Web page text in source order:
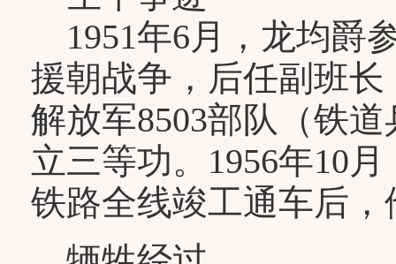
1951年6月，龙均爵
援朝战争，后任副班
解放军8503部队（铁
立三等功。1956年10
铁路全线竣工通车后